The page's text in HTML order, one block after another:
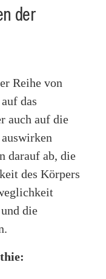
der
Reihe von
das
auch auf die
darauf ab, die
des Körpers
die